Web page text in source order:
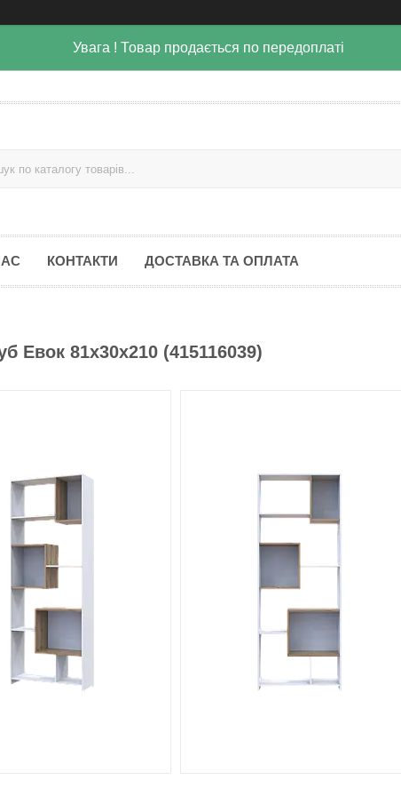
Увага ! Товар продається по передоплаті
КОНТАКТИ ДОСТАВКА ТА ОПЛАТА
Евок 81х30х210 (415116039)